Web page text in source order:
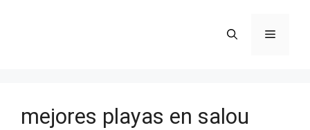
Menú
mejores playas en salou